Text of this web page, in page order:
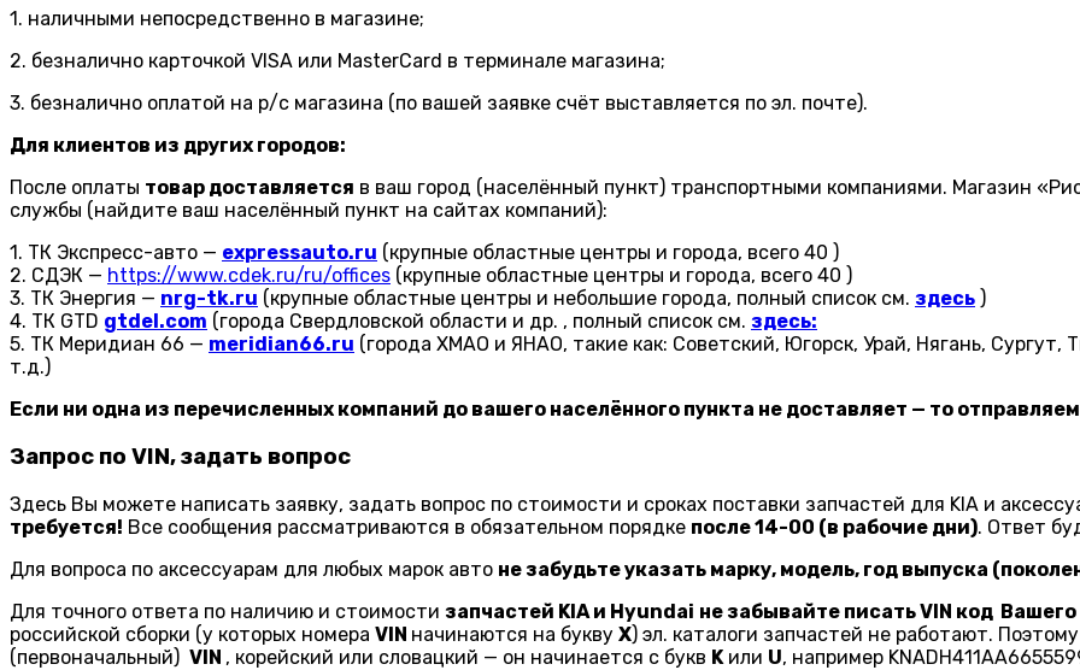
1. наличными непосредственно в магазине;
2. безналично карточкой VISA или MasterCard в терминале магазина;
3. безналично оплатой на р/с магазина (по вашей заявке счёт выставляется по эл. почте).
Для клиентов из других городов:
После оплаты товар доставляется в ваш город (населённый пункт) транспортными компаниями. Магазин
службы (найдите ваш населённый пункт на сайтах компаний):
1. ТК Экспресс-авто — expressauto.ru (крупные областные центры и города, всего 40 )
2. СДЭК — https://www.cdek.ru/ru/offices (крупные областные центры и города, всего 40 )
3. ТК Энергия — nrg-tk.ru (крупные областные центры и небольшие города, полный список см. здесь )
4. ТК GTD gtdel.com (города Свердловской области и др. , полный список см. здесь:
5. ТК Меридиан 66 — meridian66.ru (города ХМАО и ЯНАО, такие как: Советский, Югорск, Урай, Нягань,
т.д.)
Если ни одна из перечисленных компаний до вашего населённого пункта не доставляет — то
Запрос по VIN, задать вопрос
Здесь Вы можете написать заявку, задать вопрос по стоимости и сроках поставки запчастей для KIA и
требуется! Все сообщения рассматриваются в обязательном порядке после 14-00 (в рабочие дни). Ответ
Для вопроса по аксессуарам для любых марок авто не забудьте указать марку, модель, год выпуска
Для точного ответа по наличию и стоимости запчастей KIA и Hyundai не забывайте писать VIN код
российской сборки (у которых номера VIN начинаются на букву X) эл. каталоги запчастей не работают.
(первоначальный) VIN , корейский или словацкий — он начинается с букв K или U, например